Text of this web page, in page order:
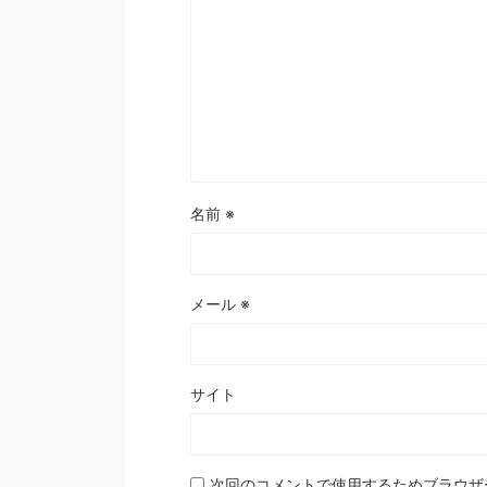
名前 ※
メール ※
サイト